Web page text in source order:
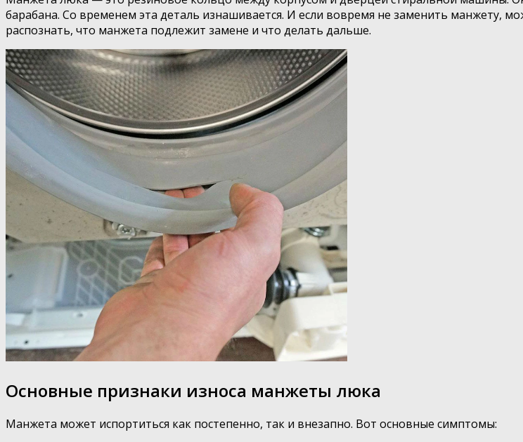
барабана. Со временем эта деталь изнашивается. И если вовремя не заменить манжету,
распознать, что манжета подлежит замене и что делать дальше.
Основные признаки износа манжеты люка
Манжета может испортиться как постепенно, так и внезапно. Вот основные симптомы: